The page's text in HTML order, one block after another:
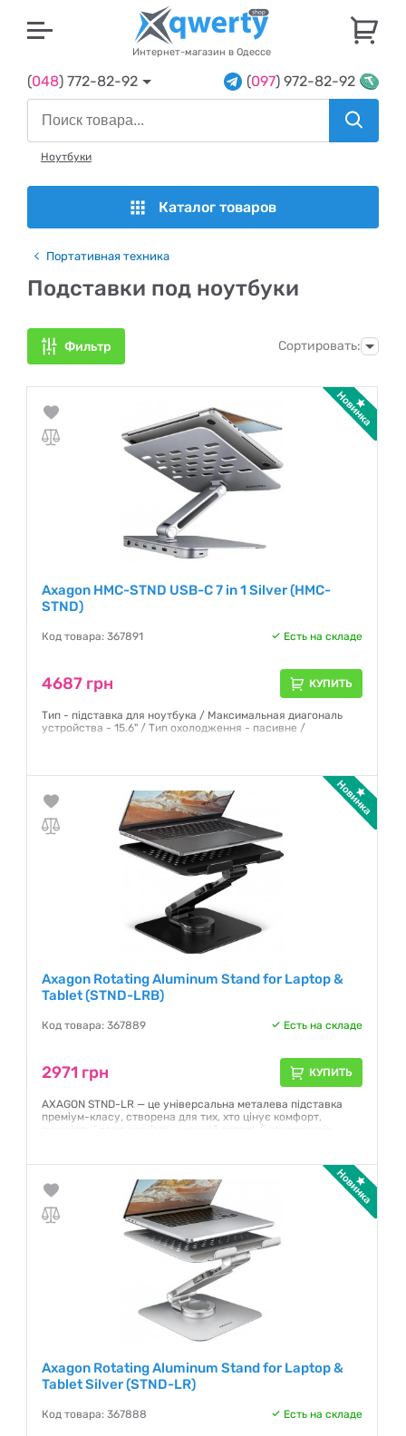
Интернет-магазин в Одессе
(048) 772-82-92 (097) 972-82-92
Ноутбуки
Каталог товаров
Портативная техника
Подставки под ноутбуки
Фильтр Сортировать:
Axagon HMC-STND USB-C 7 in 1 Silver (HMC-
STND)
Код товара: 367891 Есть на складе
4687 грн КУПИТЬ
Тип - підставка для ноутбука / Максимальная диагональ
устройства - 15.6" / Тип охолодження - пасивне /
Axagon Rotating Aluminum Stand for Laptop &
Tablet (STND-LRB)
Код товара: 367889 Есть на складе
2971 грн КУПИТЬ
AXAGON STND-LR — це універсальна металева підставка
преміум-класу, створена для тих, хто цінує комфорт,
гнучкість і продуманість у кожній деталі. Її конструкція
висоту, кут нахилу та положення пристрою для
максимальної зручності.
Гарантия: 12 месяцев
Axagon Rotating Aluminum Stand for Laptop &
Tablet Silver (STND-LR)
Код товара: 367888 Есть на складе